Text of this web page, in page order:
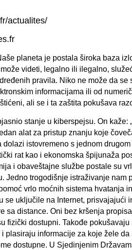
actualites/
planeta je postala široka baza
videti, legalno ili ilegalno,
pravila. Niko ne može da se
informacijama ili od
ali se i ta zaštita pokušava
stanje u kiberspejsu. On kaže:
alat za pristup znanju koje
dolazi istovremeno s jednom
rat kao i ekonomska špijunaža
i obaveštajne službe postale su
Jedno trogodišnje istraživanje nam
vrlo moćnih sistema hvatanja
se uključile na Internet, prisvajajući
sa distance. Oni bez kršenja
fizički dostupni. Takođe
plasiraju informacije za koje žele da
dostupne. U Sjedinjenim